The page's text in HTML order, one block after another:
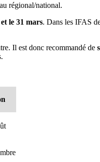
régional/national.
le 31 mars. Dans les IFAS
Il est donc recommandé de